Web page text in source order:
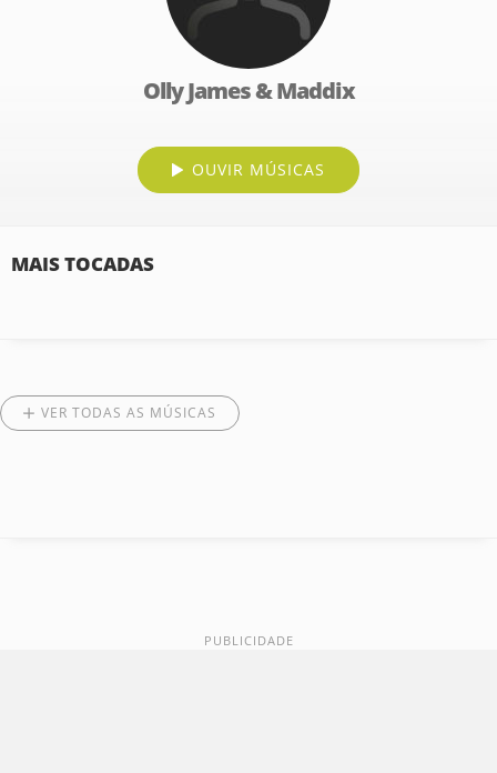
Olly James & Maddix
OUVIR MÚSICAS
MAIS TOCADAS
VER TODAS AS MÚSICAS